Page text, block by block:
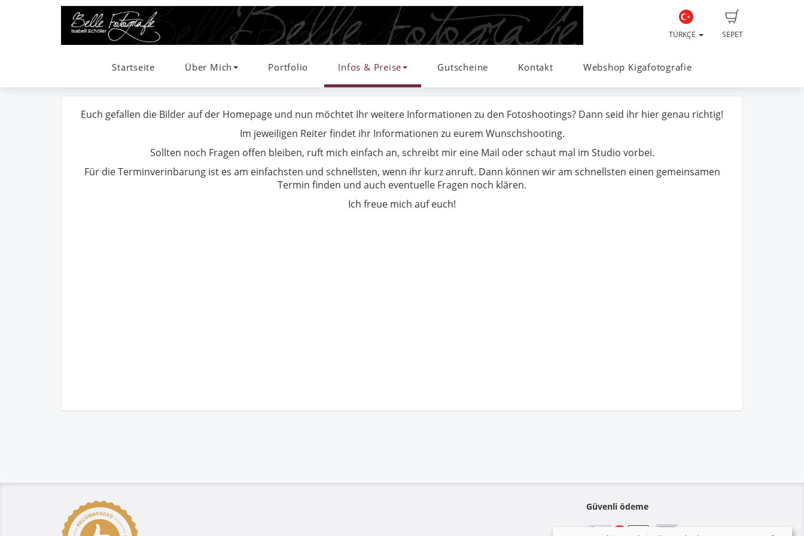
SEPET
TÜRKÇE
Startseite Über Mich Portfolio Infos & Preise Gutscheine Kontakt Webshop Kigafotografie
Euch gefallen die Bilder auf der Homepage und nun möchtet Ihr weitere Informationen zu den Fotoshootings? Dann seid ihr hier genau richtig!
Im jeweiligen Reiter findet ihr Informationen zu eurem Wunschshooting.
Sollten noch Fragen offen bleiben, ruft mich einfach an, schreibt mir eine Mail oder schaut mal im Studio vorbei.
Für die Terminverinbarung ist es am einfachsten und schnellsten, wenn ihr kurz anruft. Dann können wir am schnellsten einen gemeinsamen
Termin finden und auch eventuelle Fragen noch klären.
Ich freue mich auf euch!
Güvenli ödeme